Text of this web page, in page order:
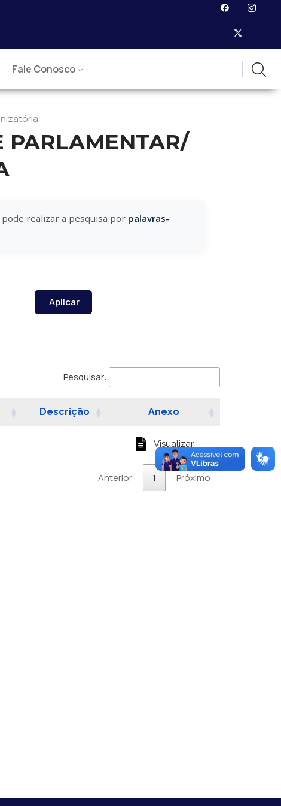
Fale Conosco
PARLAMENTAR/
realizar a pesquisa por palavras-
Aplicar
Pesquisar:
Descrição Anexo
Visualizar
Anterior 1 Próximo